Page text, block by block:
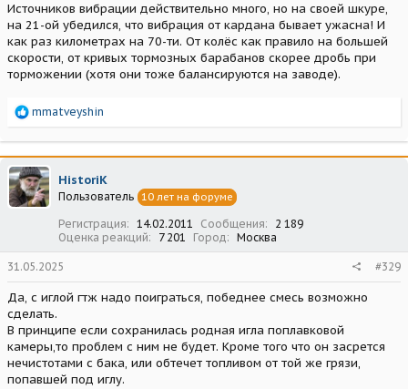
Источников вибрации действительно много, но на своей шкуре,
на 21-ой убедился, что вибрация от кардана бывает ужасна! И
как раз километрах на 70-ти. От колёс как правило на большей
скорости, от кривых тормозных барабанов скорее дробь при
торможении (хотя они тоже балансируются на заводе).
Р
а
к
ц
и
и
mmatveyshin
HistoriK
Пользователь 10 лет на форуме
Регистрация 14.02.2011 Сообщения
2 189
Оценка реакций
7 201 Город Москва
31.05.2025 #329
Да, с иглой гтж надо поиграться, победнее смесь возможно
сделать.
В принципе если сохранилась родная игла поплавковой
камеры,то проблем с ним не будет. Кроме того что он засрется
нечистотами с бака, или обтечет топливом от той же грязи,
попавшей под иглу.